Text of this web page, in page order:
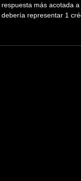
respuesta más acotada
representar 1